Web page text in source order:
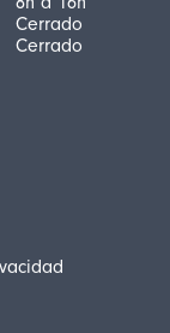
Cerrado
Cerrado